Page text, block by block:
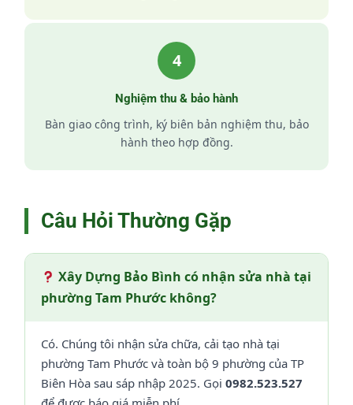
4
Nghiệm thu & bảo hành
Bàn giao công trình, ký biên bản nghiệm thu, bảo
hành theo hợp đồng.
Câu Hỏi Thường Gặp
Xây Dựng Bảo Bình có nhận sửa nhà tại
phường Tam Phước không?
Có. Chúng tôi nhận sửa chữa, cải tạo nhà tại
phường Tam Phước và toàn bộ 9 phường của TP
Biên Hòa sau sáp nhập 2025. Gọi 0982.523.527